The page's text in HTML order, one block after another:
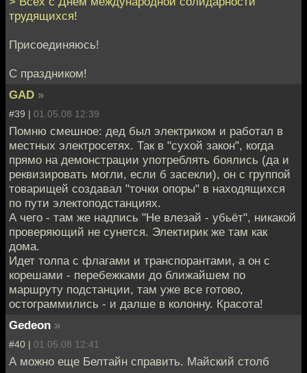
трудящихся!
Присоединяюсь!
С праздником!
GAD »
#39 | 01.05.08 12:39
Помню смешное: дед был электриком и работал в
местных электросетях. Так в "сухой закон", когда
прямо на демонстрации употреблять боялись (да и
реквизировать могли, если б засекли), он с группой
товарищей создавал "точки опоры" в находящихся
по пути электоподстанциях.
А чего - там же надпись "Не влезай - убьёт", никакой
проверяющий не сунется. Электирик же там как
дома.
Идет толпа с флагами и транспорантами, а он с
корешами - перебежками до ближайшем по
маршруту подстанции, там уже все готово,
остограммились - и далше в колонну. Красота!
Gedeon »
#40 | 01.05.08 12:41
А можно еще Белтайн справить. Майский столб